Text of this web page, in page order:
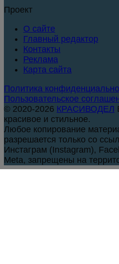
Проект
О сайте
Главный редактор
Контакты
Реклама
Карта сайта
Политика
Пользовательское
© 2020-2026 КРАСИВОДЕЛ
красивое и стильное.
Любое копирование
разрешается только со
Инстаграм (Instagram),
Meta, запрещены на